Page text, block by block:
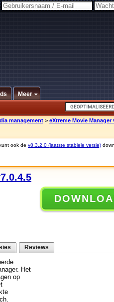
Meer
management > eXtreme Movie Manager
ook de v8.3.2.0 (laatste stabiele versie)
Reviews
Het
op